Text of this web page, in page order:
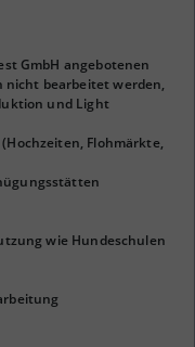
GmbH angebotenen
nicht bearbeitet werden,
und Light
Flohmärkte,
wie Hundeschulen